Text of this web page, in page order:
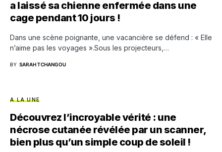
a laissé sa chienne enfermée dans une
cage pendant 10 jours !
Dans une scène poignante, une vacancière se défend : « Elle
n’aime pas les voyages ».Sous les projecteurs,…
BY SARAH TCHANGOU
A LA UNE
Découvrez l’incroyable vérité : une
nécrose cutanée révélée par un scanner,
bien plus qu’un simple coup de soleil !